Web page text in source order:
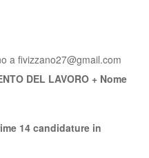
a fivizzano27@gmail.com
DEL LAVORO + Nome
14 candidature in